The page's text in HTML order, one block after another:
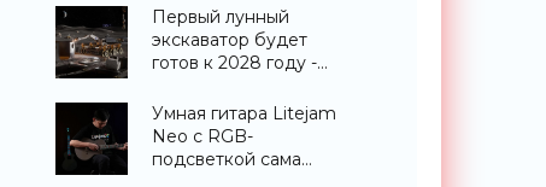
«Техника»
Первый лунный
экскаватор будет
готов к 2028 году -
Умная гитара Litejam
Neo с RGB-
подсветкой сама